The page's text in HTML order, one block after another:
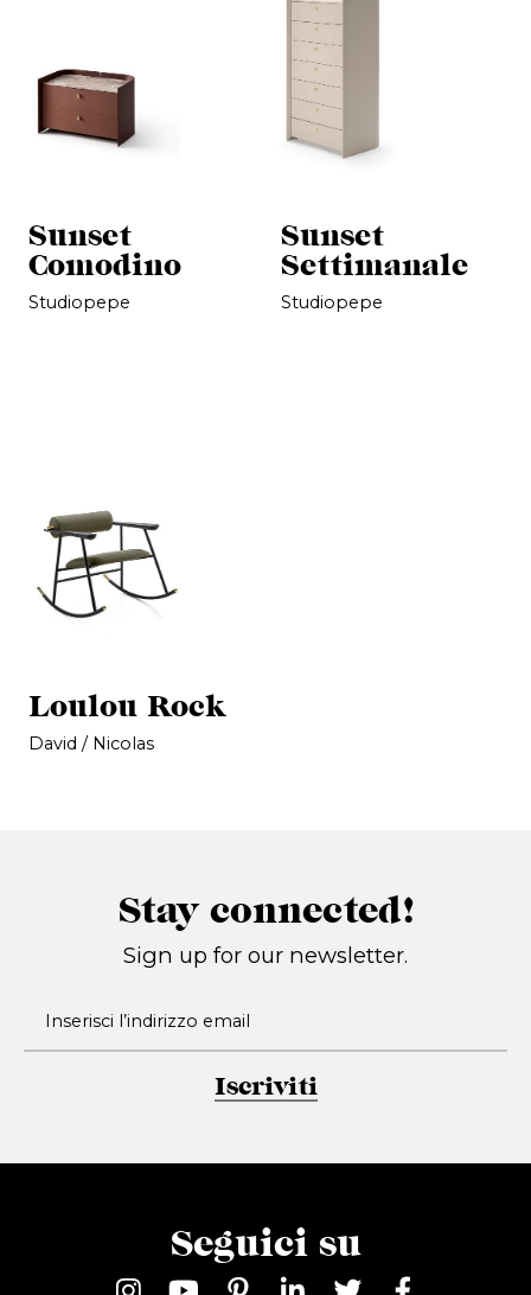
Sunset
Comodino
Studiopepe
Sunset
Settimanale
Studiopepe
Loulou Rock
David / Nicolas
Stay connected!
Sign up for our newsletter.
Iscriviti
Seguici su